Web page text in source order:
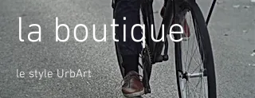
la boutique
le style UrbArt